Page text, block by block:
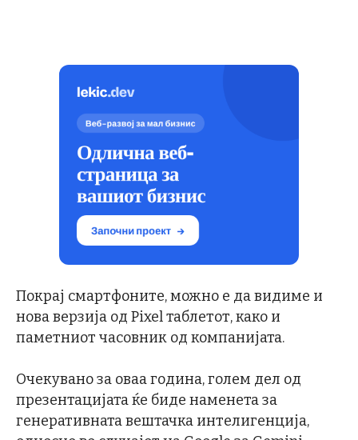
Покрај смартфоните, можно е да видиме и
нова верзија од Pixel таблетот, како и
паметниот часовник од компанијата.
Очекувано за оваа година, голем дел од
презентацијата ќе биде наменета за
генеративната вештачка интелигенција,